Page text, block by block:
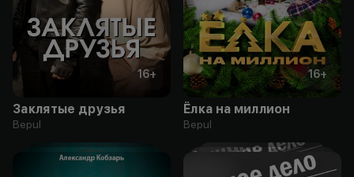
16+
Заклятые друзья
Bepul
16+
Ёлка на миллион
Bepul